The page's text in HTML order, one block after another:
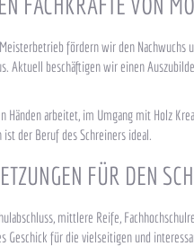
fördern wir den Nachwuchs
Aktuell beschäftigen wir einen
Händen arbeitet, im Umgang mit Holz
der Beruf des Schreiners ideal.
FÜR DEN
mittlere Reife,
Geschick für die vielseitigen und